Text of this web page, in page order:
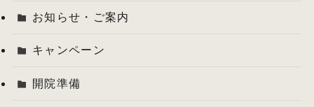
お知らせ・ご案内
キャンペーン
開院準備